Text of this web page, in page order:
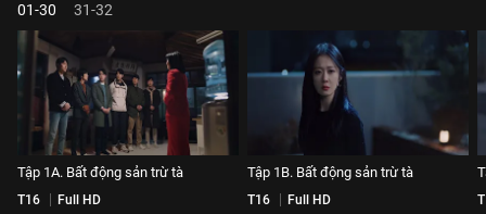
01-30 31-32
Tập 1A. Bất động sản trừ tà
T16 Full HD
Tập 1B. Bất động sản trừ tà
T16 Full HD